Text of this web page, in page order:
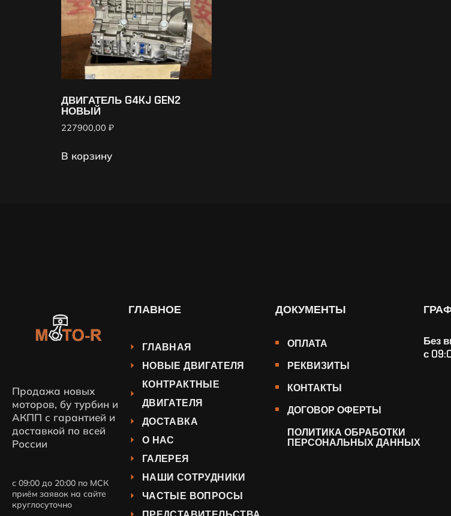
ДВИГАТЕЛЬ G4KJ GEN2
НОВЫЙ
227900,00 ₽
В корзину
Продажа новых
моторов, бу турбин и
АКПП с гарантией и
доставкой по всей
России
с 09:00 до 20:00 по МСК
приём заявок на сайте
круглосуточно
ГЛАВНОЕ
ГЛАВНАЯ
НОВЫЕ ДВИГАТЕЛЯ
КОНТРАКТНЫЕ
ДВИГАТЕЛЯ
ДОСТАВКА
О НАС
ГАЛЕРЕЯ
НАШИ СОТРУДНИКИ
ЧАСТЫЕ ВОПРОСЫ
ДОКУМЕНТЫ
ОПЛАТА
РЕКВИЗИТЫ
КОНТАКТЫ
ДОГОВОР ОФЕРТЫ
ПОЛИТИКА ОБРАБОТКИ
ПЕРСОНАЛЬНЫХ ДАННЫХ
Без
с